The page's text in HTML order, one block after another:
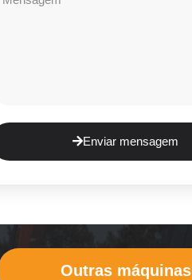
Enviar mensagem
Outras máquinas